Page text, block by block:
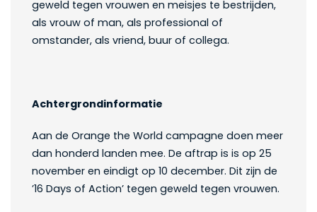
geweld tegen vrouwen en meisjes te bestrijden,
als vrouw of man, als professional of
omstander, als vriend, buur of collega.
Achtergrondinformatie
Aan de Orange the World campagne doen meer
dan honderd landen mee. De aftrap is is op 25
november en eindigt op 10 december. Dit zijn de
’16 Days of Action’ tegen geweld tegen vrouwen.